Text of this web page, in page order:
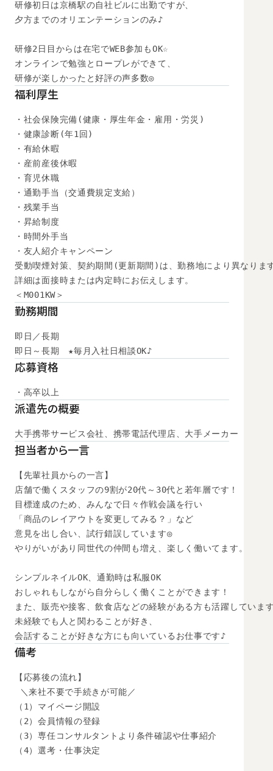
研修初日は京橋駅の自社ビルに出勤ですが、
夕方までのオリエンテーションのみ♪
研修2日目からは在宅でWEB参加もOK☆
オンラインで勉強とロープレができて、
研修が楽しかったと好評の声多数◎
福利厚生
・社会保険完備(健康・厚生年金・雇用・労災)
・健康診断(年1回)
・有給休暇
・産前産後休暇
・育児休職
・通勤手当（交通費規定支給）
・残業手当
・昇給制度
・時間外手当
・友人紹介キャンペーン
受動喫煙対策、契約期間(更新期間)は、勤務地により異なりま
詳細は面接時または内定時にお伝えします。
＜M001KW＞
勤務期間
即日／長期
即日～長期　★毎月入社日相談OK♪
応募資格
・高卒以上
派遣先の概要
大手携帯サービス会社、携帯電話代理店、大手メーカー
担当者から一言
【先輩社員からの一言】
店舗で働くスタッフの9割が20代～30代と若年層です！
目標達成のため、みんなで日々作戦会議を行い
「商品のレイアウトを変更してみる？」など
意見を出し合い、試行錯誤しています◎
やりがいがあり同世代の仲間も増え、楽しく働いてます。
シンプルネイルOK、通勤時は私服OK
おしゃれもしながら自分らしく働くことができます！
また、販売や接客、飲食店などの経験がある方も活躍していま
未経験でも人と関わることが好き、
会話することが好きな方にも向いているお仕事です♪
備考
【応募後の流れ】
＼来社不要で手続きが可能／
（1）マイページ開設
（2）会員情報の登録
（3）専任コンサルタントより条件確認や仕事紹介
（4）選考・仕事決定